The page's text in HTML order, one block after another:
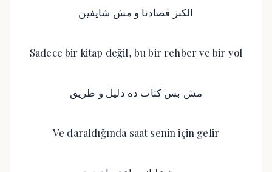
الكنز قصادنا و مش شايفين
Sadece bir kitap değil, bu bir rehber ve bir yol
مش بس كتاب ده دليل و طريق
Ve daraldığında saat senin için gelir